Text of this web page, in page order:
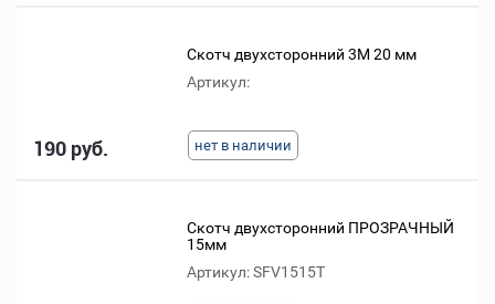
Скотч двухсторонний 3М 20 мм
Артикул:
190 руб. нет в наличии
Скотч двухсторонний ПРОЗРАЧНЫЙ
15мм
Артикул: SFV1515T